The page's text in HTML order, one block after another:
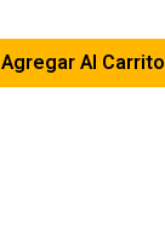
Agregar Al Carrito